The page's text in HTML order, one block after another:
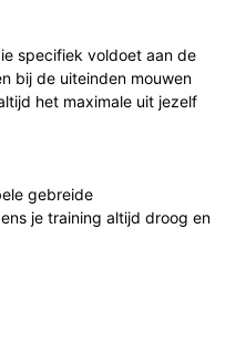
specifiek voldoet aan de
bij de uiteinden mouwen
het maximale uit jezelf
gebreide
je training altijd droog en